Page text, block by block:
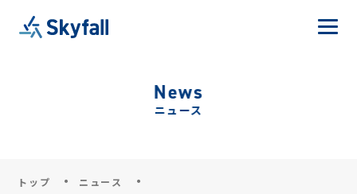
News
ニュース
トップ
ニュース